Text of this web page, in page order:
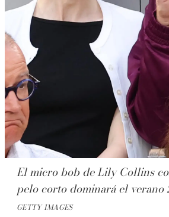
El micro bob de Lily Collins
pelo corto dominará el verano
GETTY IMAGES